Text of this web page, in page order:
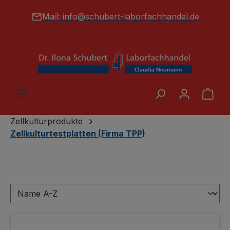
springenMail: info@schubert-laborfachhandel.de
Zellkulturprodukte
Zellkulturtestplatten (Firma TPP)